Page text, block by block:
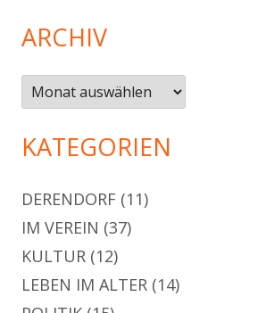
ARCHIV
Archiv
KATEGORIEN
DERENDORF (11)
IM VEREIN (37)
KULTUR (12)
LEBEN IM ALTER (14)